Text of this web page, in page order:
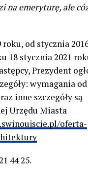
na emeryturę, ale
od stycznia
18 stycznia 2021
Prezydent
wymagania od
inne szczegóły są
Urzędu Miasta
oferta-
44 25.